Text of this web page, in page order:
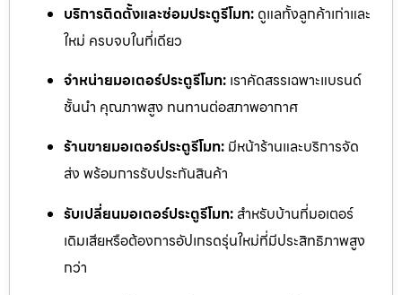
บริการติดตั้งและซ่อมประตูรีโมท: ดูแลทั้งลูกค้าเก่าและ
ใหม่ ครบจบในที่เดียว
จำหน่ายมอเตอร์ประตูรีโมท: เราคัดสรรเฉพาะแบรนด์
ชั้นนำ คุณภาพสูง ทนทานต่อสภาพอากาศ
ร้านขายมอเตอร์ประตูรีโมท: มีหน้าร้านและบริการจัด
ส่ง พร้อมการรับประกันสินค้า
รับเปลี่ยนมอเตอร์ประตูรีโมท: สำหรับบ้านที่มอเตอร์
เดิมเสียหรือต้องการอัปเกรดรุ่นใหม่ที่มีประสิทธิภาพสูง
กว่า